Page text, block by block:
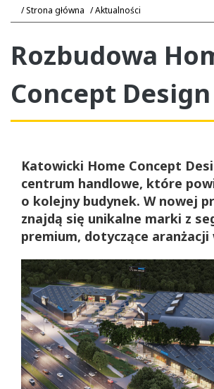
Strona główna Aktualności
Rozbudowa
Concept
Katowicki Home Concept
centrum handlowe, które
o kolejny budynek. W nowej
znajdą się unikalne marki z
premium, dotyczące aranżacji